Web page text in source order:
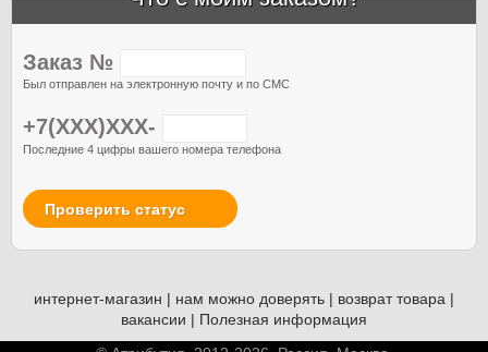
Заказ №
Был отправлен на электронную почту и по СМС
+7(XXX)XXX-
Последние 4 цифры вашего номера телефона
Проверить статус
интернет-магазин | нам можно доверять | возврат товара |
вакансии | Полезная информация